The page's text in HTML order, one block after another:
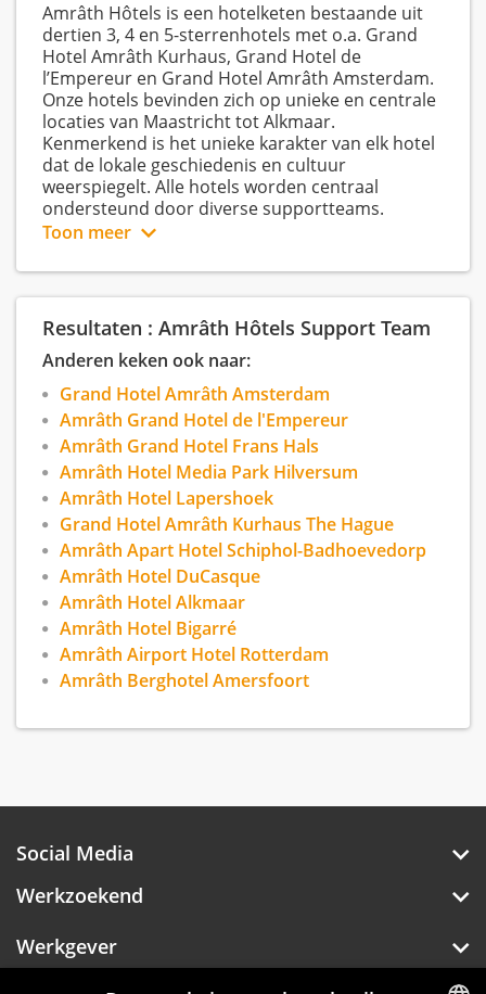
Amrâth Hôtels is een hotelketen bestaande uit
dertien 3, 4 en 5-sterrenhotels met o.a. Grand
Hotel Amrâth Kurhaus, Grand Hotel de
l’Empereur en Grand Hotel Amrâth Amsterdam.
Onze hotels bevinden zich op unieke en centrale
locaties van Maastricht tot Alkmaar.
Kenmerkend is het unieke karakter van elk hotel
dat de lokale geschiedenis en cultuur
weerspiegelt. Alle hotels worden centraal
ondersteund door diverse supportteams.
gevestigd in Heerlen, Zuid-Limburg. Het
Commerciële en Operationele Support Team
Toon meer
Resultaten : Amrâth Hôtels Support Team
Anderen keken ook naar:
Grand Hotel Amrâth Amsterdam
Amrâth Grand Hotel de l'Empereur
Amrâth Grand Hotel Frans Hals
Amrâth Hotel Media Park Hilversum
Amrâth Hotel Lapershoek
Grand Hotel Amrâth Kurhaus The Hague
Amrâth Apart Hotel Schiphol-Badhoevedorp
Amrâth Hotel DuCasque
Amrâth Hotel Alkmaar
Amrâth Hotel Bigarré
Amrâth Airport Hotel Rotterdam
Amrâth Berghotel Amersfoort
Social Media
Werkzoekend
Werkgever